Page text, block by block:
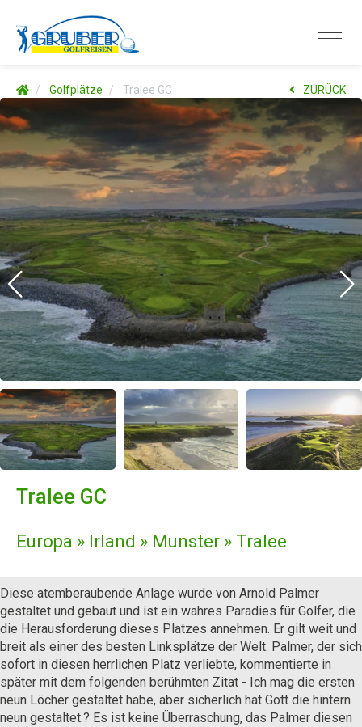
Golfplätze Tralee GC ZURÜCK
Tralee GC
Europa » Irland » Munster » Tralee
Diese atemberaubende Anlage wurde von Arnold Palmer
gestaltet und gebaut und ist ein wahres Paradies für Golfer, die
die Herausforderung dieses Platzes annehmen. Er gilt weit und
breit als einer des besten Linksplätze der Welt. Palmer, der sich
sofort in diesen herrlichen Platz verliebte, kommentierte in
später mit dem folgenden berühmten Zitat - Ich mag die ersten
neun Löcher gestaltet habe, aber sicherlich hat Gott die hintern
neun gestaltet.? Es ist keine Überraschung, das Palmer diesen